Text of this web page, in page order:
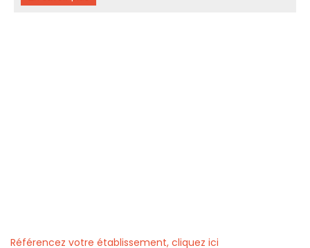
Référencez votre établissement, cliquez ici